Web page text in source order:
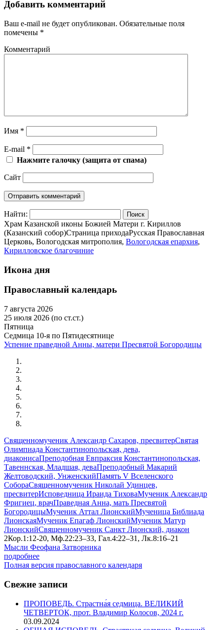
Добавить комментарий
Ваш e-mail не будет опубликован. Обязательные поля
помечены *
Комментарий
Имя *
E-mail *
Нажмите галочку (защита от спама)
Сайт
Найти:
Храм Казанской иконы Божией Матери г. Кириллов
(Казанский собор)Страница приходаРусская Православная
Церковь, Вологодская митрополия, Вологодская епархия,
Кирилловское благочиние
Икона дня
Православный календарь
7 августа 2026
25 июля 2026 (по ст.ст.)
Пятница
Седмица 10-я по Пятидесятнице
Успение праведной Анны, матери Пресвятой Богородицы
Священномученик Александр Сахаров, пресвитерСвятая
Олимпиада Константинопольская, дева,
диаконисаПреподобная Евпраксия Константинопольская,
Тавеннская, Младшая, деваПреподобный Макарий
Желтоводский, УнженскийПамять V Вселенского
СобораСвященномученик Николай Удинцев,
пресвитерИсповедница Ираида ТиховаМученик Александр
Фригиец, врачПраведная Анна, мать Пресвятой
БогородицыМученик Аттал ЛионскийМученица Библиада
ЛионскаяМученик Епагаф ЛионскийМученик Матур
ЛионскийСвященномученик Санкт Лионский, диакон
2Кор.1:12-20, Мф.22:23–33, Гал.4:22–31, Лк.8:16–21
Мысли Феофана Затворника
подробнее
Полная версия православного календаря
Свежие записи
ПРОПОВЕДЬ. Страстна́я седмица. ВЕЛИКИЙ
ЧЕТВЕРТОК, прот. Владимир Колосов, 2024 г.
03.09.2024